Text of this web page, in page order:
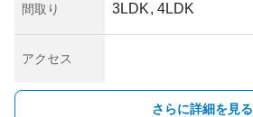
間取り 3LDK, 4LDK
アクセス
さらに詳細を見る